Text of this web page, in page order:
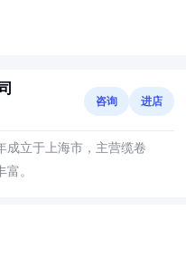
咨询 进店
成立于上海市，主营缆卷
。